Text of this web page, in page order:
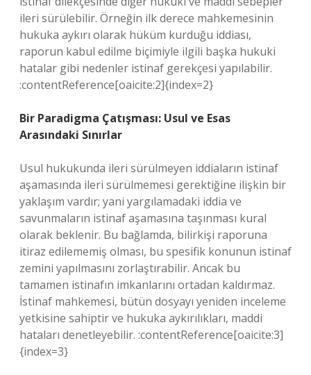
ileri sürülebilir. Örneğin ilk derece mahkemesinin
hukuka aykırı olarak hüküm kurduğu iddiası,
raporun kabul edilme biçimiyle ilgili başka hukuki
hatalar gibi nedenler istinaf gerekçesi yapılabilir.
:contentReference[oaicite:2]{index=2}
Bir Paradigma Çatışması: Usul ve Esas
Arasındaki Sınırlar
Usul hukukunda ileri sürülmeyen iddiaların istinaf
aşamasında ileri sürülmemesi gerektiğine ilişkin bir
yaklaşım vardır; yani yargılamadaki iddia ve
savunmaların istinaf aşamasına taşınması kural
olarak beklenir. Bu bağlamda, bilirkişi raporuna
itiraz edilememiş olması, bu spesifik konunun istinaf
zemini yapılmasını zorlaştırabilir. Ancak bu
tamamen istinafın imkanlarını ortadan kaldırmaz.
İstinaf mahkemesi, bütün dosyayı yeniden inceleme
yetkisine sahiptir ve hukuka aykırılıkları, maddi
hataları denetleyebilir. :contentReference[oaicite:3]
{index=3}